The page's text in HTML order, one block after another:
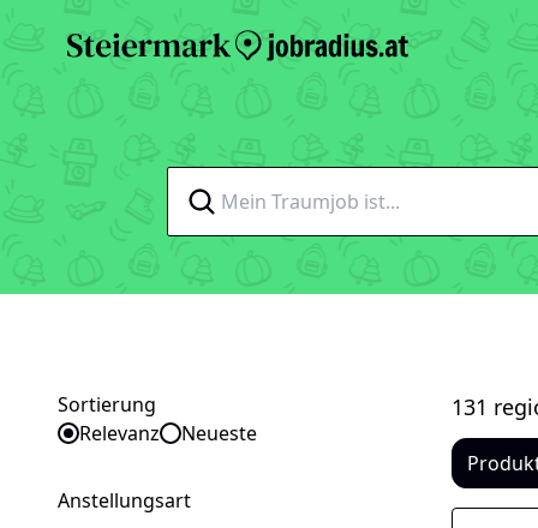
Sortierung
Sortieren nach
Relevanz Neueste
Anstellungsart
131